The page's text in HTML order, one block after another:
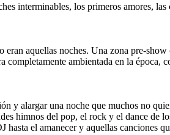
interminables, los primeros amores,
aquellas noches. Una zona pre-
ambientada en la época,
y alargar una noche que muchos no
himnos del pop, el rock y el dance
el amanecer y aquellas canciones